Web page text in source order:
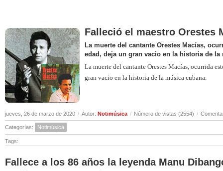
Falleció el maestro Orestes
La muerte del cantante Orestes Macías,
edad, deja un gran vacio en la historia de la
La muerte del cantante Orestes Macías, ocurrida
gran vacio en la historia de la música cubana.
jueves, 26 de marzo de 2020 / Autor: Notimúsica / Número de vistas (2554) /
Categorías: Notimúsica
Tags:
Fallece a los 86 años la leyenda Manu